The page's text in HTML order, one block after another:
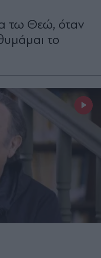
τω Θεώ, όταν
το